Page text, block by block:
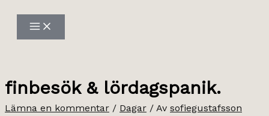
innehåll
finbesök & lördagspanik.
Lämna en kommentar / Dagar / Av sofiegustafsson